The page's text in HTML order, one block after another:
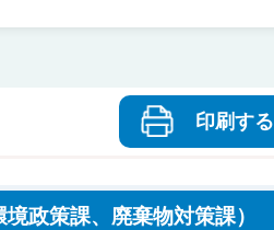
印刷する
政策課、廃棄物対策課）